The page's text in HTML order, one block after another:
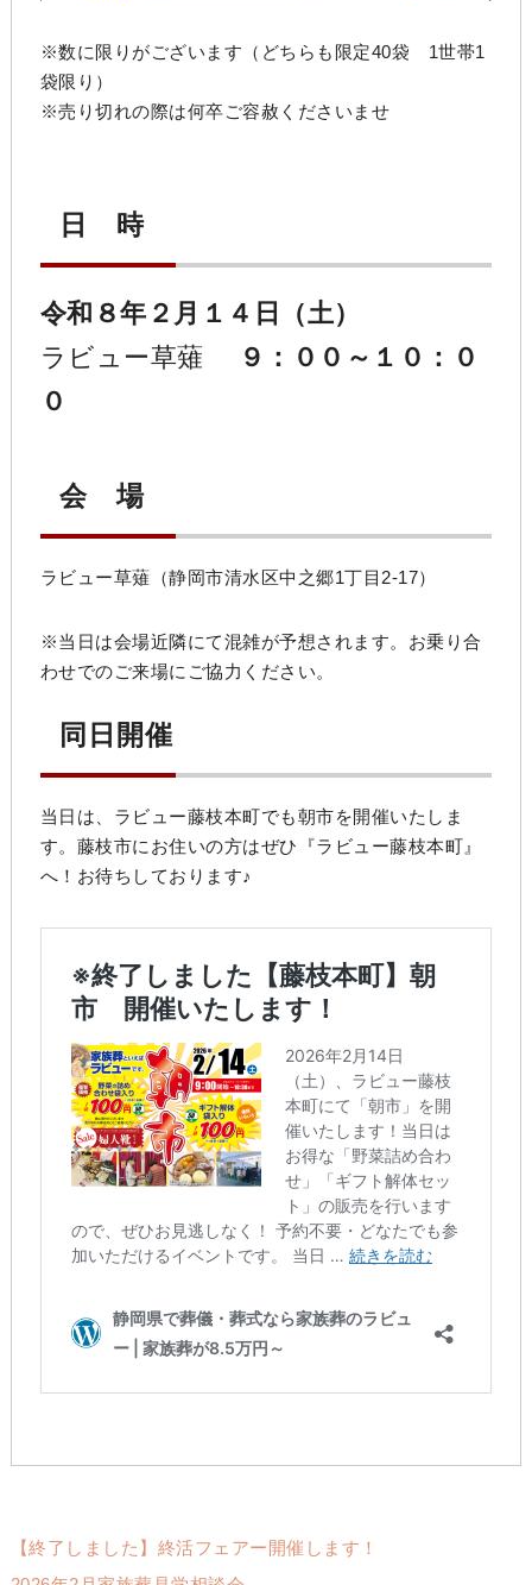
※数に限りがございます（どちらも限定40袋 1世帯1
袋限り）
※売り切れの際は何卒ご容赦くださいませ
日 時
令和８年２月１４日（土）
ラビュー草薙
９：００～１０：０
０
会 場
ラビュー草薙（静岡市清水区中之郷1丁目2-17）
※当日は会場近隣にて混雑が予想されます。お乗り合
わせでのご来場にご協力ください。
同日開催
当日は、ラビュー藤枝本町でも朝市を開催いたしま
す。藤枝市にお住いの方はぜひ『ラビュー藤枝本町』
へ！お待ちしております♪
【終了しました】終活フェアー開催します！